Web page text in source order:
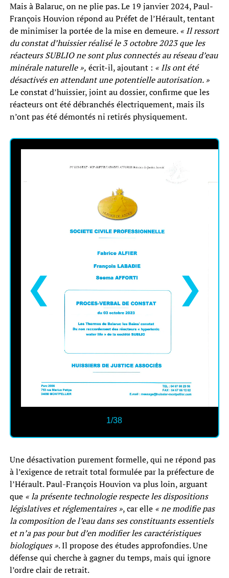
Mais à Balaruc, on ne plie pas. Le 19 janvier 2024, Paul-
François Houvion répond au Préfet de l’Hérault, tentant
de minimiser la portée de la mise en demeure.« Il ressort
du constat d’huissier réalisé le 3 octobre 2023 que les
réacteurs SUBLIO ne sont plus connectés au réseau d’eau
minérale naturelle », écrit-il, ajoutant : « Ils ont été
désactivés en attendant une potentielle autorisation. »
Le constat d’huissier, joint au dossier, confirme que les
réacteurs ont été débranchés électriquement, mais ils
n’ont pas été démontés ni retirés physiquement.
❮ ❯
1/38
Une désactivation purement formelle, qui ne répond pas
à l’exigence de retrait total formulée par la préfecture de
l’Hérault. Paul-François Houvion va plus loin, arguant
que « la présente technologie respecte les dispositions
législatives et réglementaires », car elle « ne modifie pas
la composition de l’eau dans ses constituants essentiels
et n’a pas pour but d’en modifier les caractéristiques
biologiques ». Il propose des études approfondies. Une
défense qui cherche à gagner du temps, mais qui ignore
l’ordre clair de retrait.